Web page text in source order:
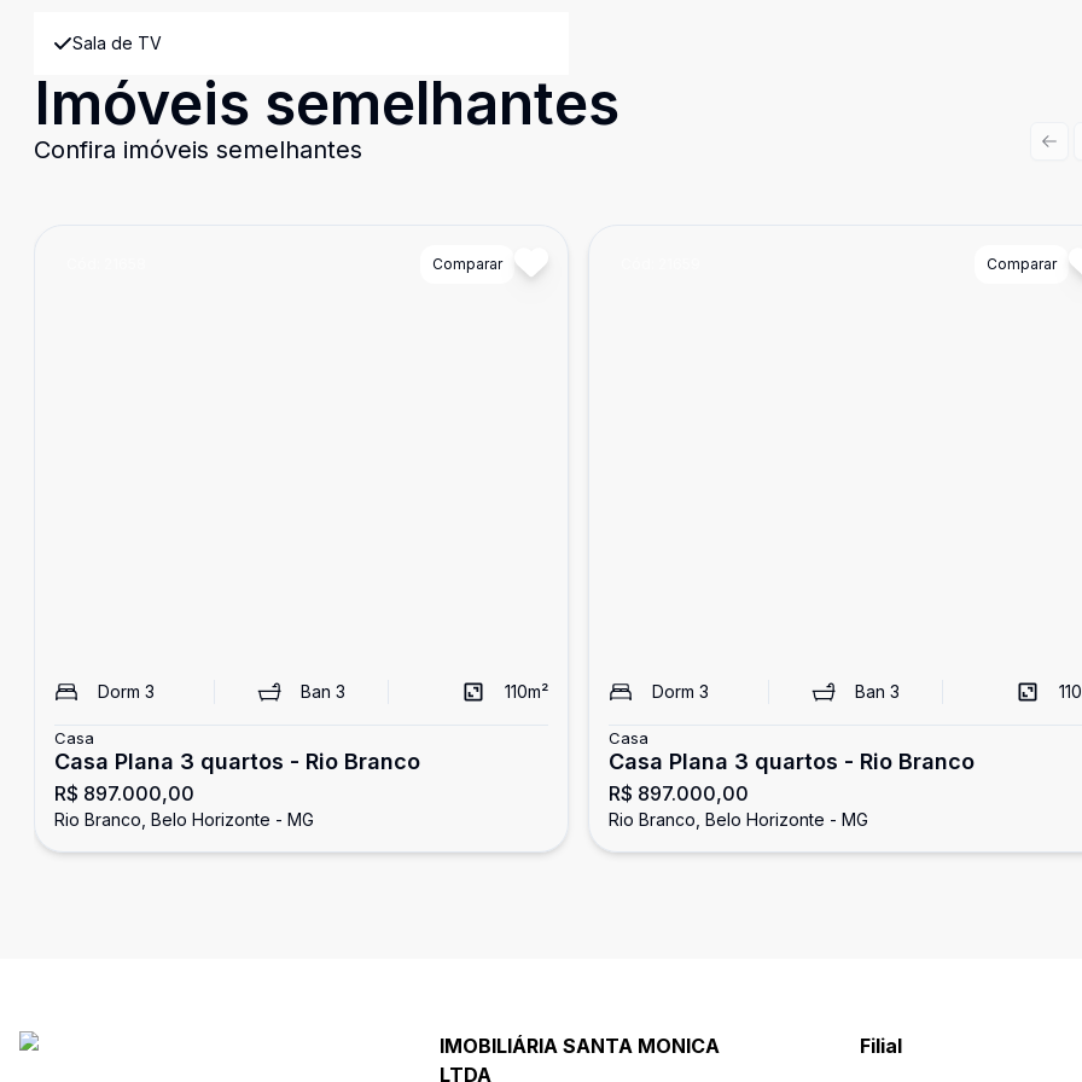
Sala de TV
Imóveis semelhantes
Confira imóveis semelhantes
Comparar
Dorm 3 Ban3 110m²
Casa
Casa Plana 3 quartos - Rio Branco
R$ 897.000,00
Rio Branco, Belo Horizonte - MG
Comparar
Dorm 3 Ban 3 110
Casa
Casa Plana 3 quartos - Rio Branco
R$ 897.000,00
Rio Branco, Belo Horizonte - MG
IMOBILIÁRIA SANTA MONICA
LTDA
Filial